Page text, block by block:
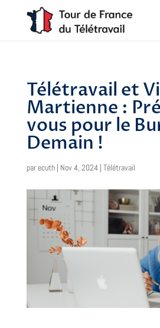
Télétravail et
Martienne :
vous pour le
Demain !
parecuth| Nov 4, 2024 | Télétravail